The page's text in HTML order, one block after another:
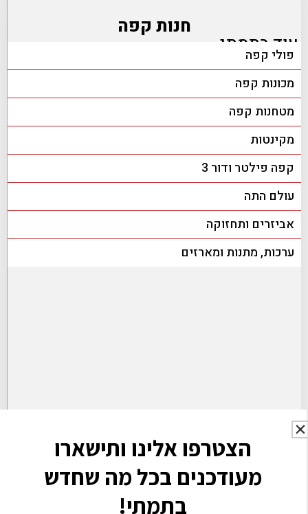
חנות קפה
פולי קפה
מכונות קפה
מטחנות קפה
מקינטות
קפה פילטר ודור 3
עולם התה
אביזרים ותחזוקה
ערכות, מתנות ומארזים
עוד בתמתי